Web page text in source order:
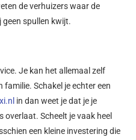
de verhuizers waar de
geen spullen kwijt.
Je kan het allemaal zelf
Schakel je echter een
in dan weet je dat je je
overlaat. Scheelt je vaak heel
een kleine investering die